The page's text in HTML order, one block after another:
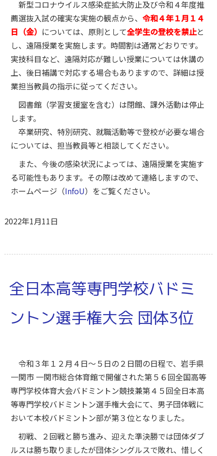
新型コロナウイルス感染症拡大防止及び令和４年度推
薦選抜入試の確実な実施の観点から、 令和４年１月１４
日（金） については、原則として全学生の登校を禁止と
し、遠隔授業を実施します。時間割は通常どおりです。
実技科目など、遠隔対応が難しい授業については休講の
上、後日補講で対応する場合もありますので、詳細は授
業担当教員の指示に従ってください。
図書館（学習支援室を含む）は閉館、課外活動は停止
します。
卒業研究、特別研究、就職活動等で登校が必要な場合
については、担当教員等と相談してください。
また、今後の感染状況によっては、遠隔授業を実施す
る可能性もあります。その際は改めて連絡しますので、
ホームページ（InfoU）をご覧ください。
2022年1月11日
全日本高等専門学校バドミ
ントン選手権大会 団体3位
令和３年１２月４日～５日の２日間の日程で、岩手県
一関市 一関市総合体育館で開催された第５６回全国高等
専門学校体育大会バドミントン競技兼第４５回全日本高
等専門学校バドミントン選手権大会にて、男子団体戦に
おいて本校バドミントン部が第３位となりました。
初戦、２回戦と勝ち進み、迎えた準決勝では団体ダブ
ルスは勝ち取りましたが団体シングルスで敗れ、惜しく